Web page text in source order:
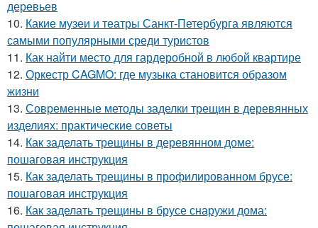
деревьев
10. Какие музеи и театры Санкт-Петербурга являются
самыми популярными среди туристов
11. Как найти место для гардеробной в любой квартире
12. Оркестр CAGMO: где музыка становится образом
жизни
13. Современные методы заделки трещин в деревянных
изделиях: практические советы
14. Как заделать трещины в деревянном доме:
пошаговая инструкция
15. Как заделать трещины в профилированном брусе:
пошаговая инструкция
16. Как заделать трещины в брусе снаружи дома: